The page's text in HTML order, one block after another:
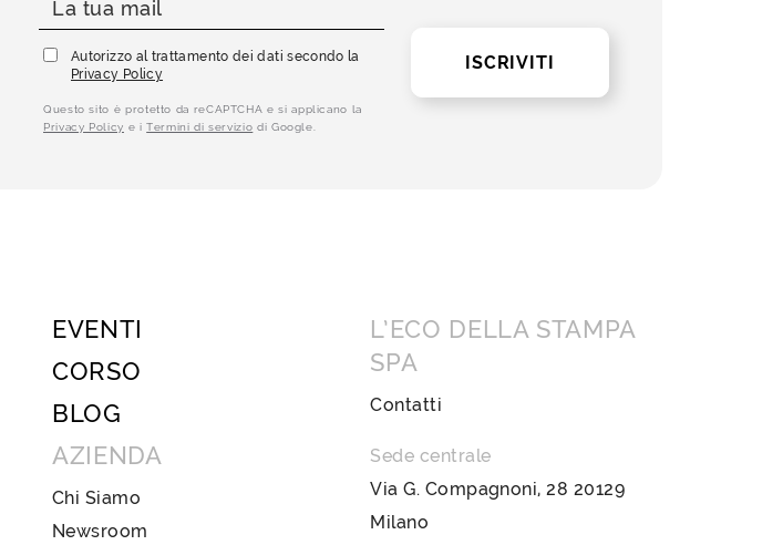
Autorizzo al trattamento dei dati secondo la
Privacy Policy
Questo sito è protetto da reCAPTCHA e si applicano la
Privacy Policy e iTermini di servizio di Google.
ISCRIVITI
EVENTI
CORSO
BLOG
AZIENDA
Chi Siamo
Newsroom
L’ECO DELLA STAMPA
SPA
Contatti
Sede centrale
Via G. Compagnoni, 28 20129
Milano